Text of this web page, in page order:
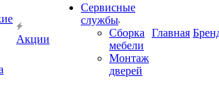
Акции
Сервисные
службы
Сборка
мебели
Монтаж
дверей
Главная